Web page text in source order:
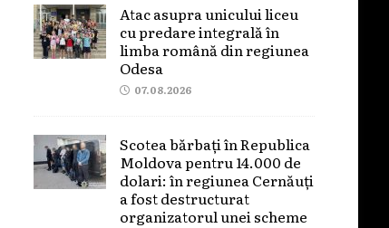
Atac asupra unicului liceu
cu predare integrală în
limba română din regiunea
Odesa
07.08.2026
Scotea bărbați în Republica
Moldova pentru 14.000 de
dolari: în regiunea Cernăuți
a fost destructurat
organizatorul unei scheme